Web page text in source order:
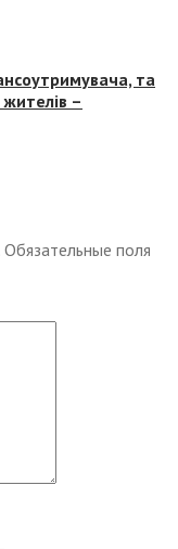
та
–
Обязательные поля